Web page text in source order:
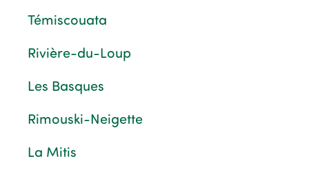
Témiscouata
Rivière-du-Loup
Les Basques
Rimouski-Neigette
La Mitis